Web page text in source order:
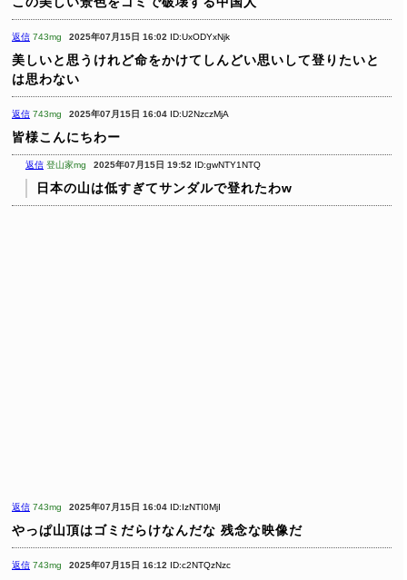
返信 743mg 2025年07月15日 16:02 ID:UxODYxNjk
美しいと思うけれど命をかけてしんどい思いして登りたいと
は思わない
返信 743mg 2025年07月15日 16:04 ID:U2NzczMjA
皆様こんにちわー
返信 登山家mg 2025年07月15日 19:52 ID:gwNTY1NTQ
日本の山は低すぎてサンダルで登れたわw
返信 743mg 2025年07月15日 16:04 ID:IzNTI0MjI
やっぱ山頂はゴミだらけなんだな 残念な映像だ
返信 743mg 2025年07月15日 16:12 ID:c2NTQzNzc